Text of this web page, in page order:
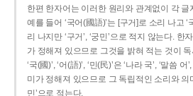
한편 한자어는 이러한 원리와 관계없이 각
예를 들어 ‘국어(國語)’는 [구거]로 소리 나고 ‘
리 나지만 ‘구거’, ‘궁민’으로 적지 않는다. 한
가 정해져 있으므로 그것을 밝혀 적는 것이
‘국(國)’, ‘어(語)’, ‘민(民)’은 ‘나라 국’, ‘말씀
미가 정해져 있으므로 그 독립적인 소리와 의
민’으로 적는다.